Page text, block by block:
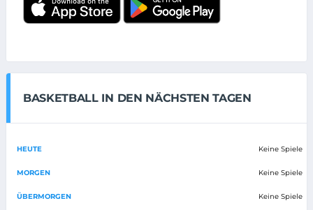
BASKETBALL IN DEN NÄCHSTEN TAGEN
HEUTE Keine Spiele
MORGEN Keine Spiele
ÜBERMORGEN Keine Spiele